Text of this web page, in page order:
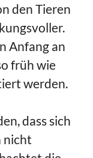
den Tieren
Anfang an
früh wie
werden.
dass sich
nicht